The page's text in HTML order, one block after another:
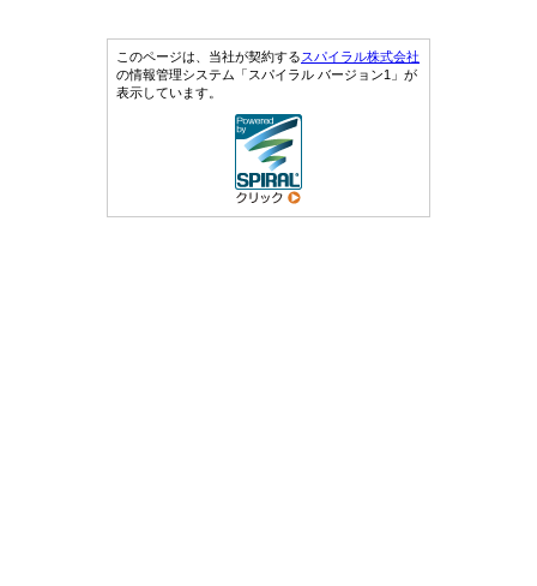
このページは、当社が契約するスパイラル株式会社
の情報管理システム「スパイラル バージョン1」が
表示しています。